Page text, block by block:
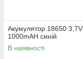
Акумулятор 18650 3,7V
1000mAH синій
В наявності